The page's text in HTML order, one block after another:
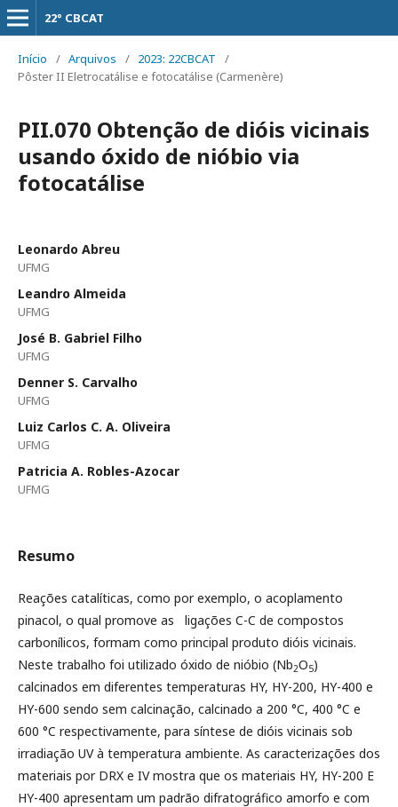
22° CBCAT
Início / Arquivos / 2023: 22CBCAT
/
Pôster II Eletrocatálise e fotocatálise (Carmenère)
PII.070 Obtenção de dióis vicinais
usando óxido de nióbio via
fotocatálise
Leonardo Abreu
UFMG
Leandro Almeida
UFMG
José B. Gabriel Filho
UFMG
Denner S. Carvalho
UFMG
Luiz Carlos C. A. Oliveira
UFMG
Patricia A. Robles-Azocar
UFMG
Resumo
Reações catalíticas, como por exemplo, o acoplamento
pinacol, o qual promove as ligações C-C de compostos
carbonílicos, formam como principal produto dióis vicinais.
Neste trabalho foi utilizado óxido de nióbio (Nb2O5)
calcinados em diferentes temperaturas HY, HY-200, HY-400 e
HY-600 sendo sem calcinação, calcinado a 200 °C, 400 °C e
600 °C respectivamente, para síntese de dióis vicinais sob
irradiação UV à temperatura ambiente. As caracterizações dos
materiais por DRX e IV mostra que os materiais HY, HY-200 E
HY-400 apresentam um padrão difratográfico amorfo e com